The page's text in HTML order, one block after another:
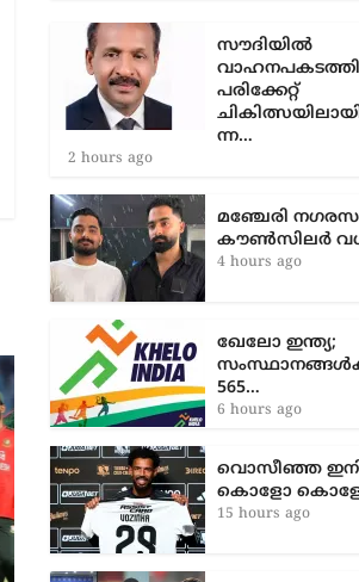
സൗദിയിൽ
പരിക്കേറ്റ്
ന്ന…
2 hours ago
മഞ്ചേരി
കൗൺസിലർ
4 hours ago
ഖേലോ ഇന്ത്യ;
565…
6 hours ago
വൊസീഞ്ഞ
കൊളോ
15 hours ago